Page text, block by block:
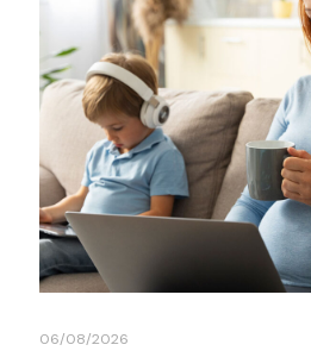
06/08/2026